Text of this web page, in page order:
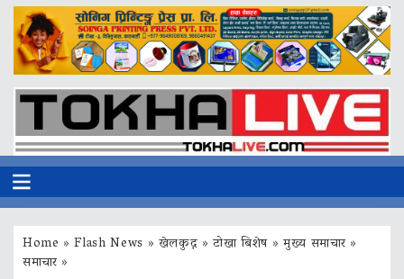
Home »Flash News » खेलकुद़़ »टोखा बिशेष »मुख्य समाचार»
समाचार»